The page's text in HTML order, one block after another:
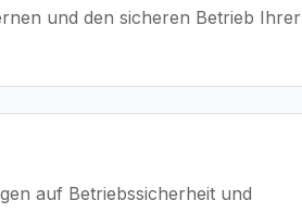
und den sicheren Betrieb Ihrer
auf Betriebssicherheit und